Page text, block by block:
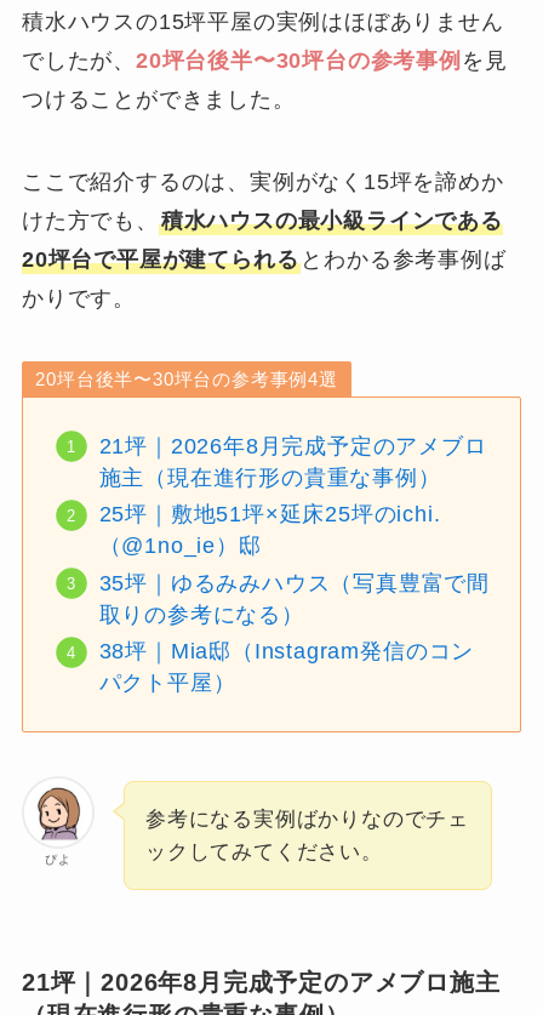
積水ハウスの15坪平屋の実例はほぼありません
でしたが、 20坪台後半〜30坪台の参考事例 を見
つけることができました。
ここで紹介するのは、実例がなく15坪を諦めか
けた方でも、 積水ハウスの最小級ラインである
20坪台で平屋が建てられる とわかる参考事例ば
かりです。
20坪台後半〜30坪台の参考事例4選
21坪｜2026年8月完成予定のアメブロ
施主（現在進行形の貴重な事例）
25坪｜敷地51坪×延床25坪のichi.
（@1no_ie）邸
35坪｜ゆるみみハウス（写真豊富で間
取りの参考になる）
38坪｜Mia邸（Instagram発信のコン
パクト平屋）
ぴよ
参考になる実例ばかりなのでチェ
ックしてみてください。
21坪｜2026年8月完成予定のアメブロ施主